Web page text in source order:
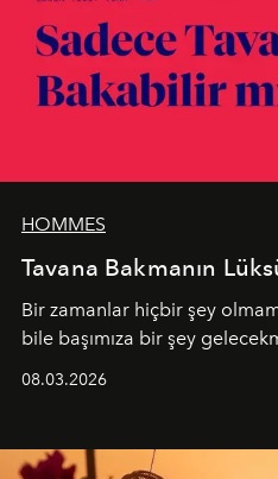
HOMMES
Tavana Bakmanın
Bir zamanlar hiçbir şey
bile başımıza bir şey
08.03.2026